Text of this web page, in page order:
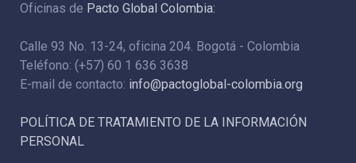
Oficinas de Pacto Global Colombia:
Calle 93 No. 13-24, oficina 204. Bogotá - Colombia
Teléfono: (+57) 60 1 636 3638
E-mail de contacto: info@pactoglobal-colombia.org
POLÍTICA DE TRATAMIENTO DE LA INFORMACIÓN
PERSONAL